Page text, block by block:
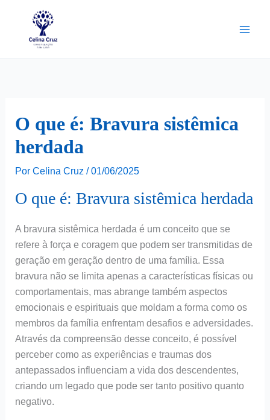
O que é: Bravura sistêmica
herdada
Por Celina Cruz / 01/06/2025
O que é: Bravura sistêmica herdada
A bravura sistêmica herdada é um conceito que se
refere à força e coragem que podem ser transmitidas de
geração em geração dentro de uma família. Essa
bravura não se limita apenas a características físicas ou
comportamentais, mas abrange também aspectos
emocionais e espirituais que moldam a forma como os
membros da família enfrentam desafios e adversidades.
Através da compreensão desse conceito, é possível
perceber como as experiências e traumas dos
antepassados influenciam a vida dos descendentes,
criando um legado que pode ser tanto positivo quanto
negativo.